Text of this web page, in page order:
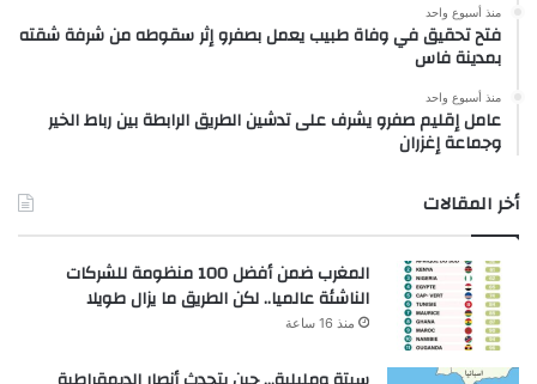
منذ أسبوع واحد
فتح تحقيق في وفاة طبيب يعمل بصفرو إثر سقوطه من شرفة شقته
بمدينة فاس
منذ أسبوع واحد
عامل إقليم صفرو يشرف على تدشين الطريق الرابطة بين رباط الخير
وجماعة إغزران
أخر المقالات
المغرب ضمن أفضل 100 منظومة للشركات
الناشئة عالميا.. لكن الطريق ما يزال طويلا
منذ 16 ساعة